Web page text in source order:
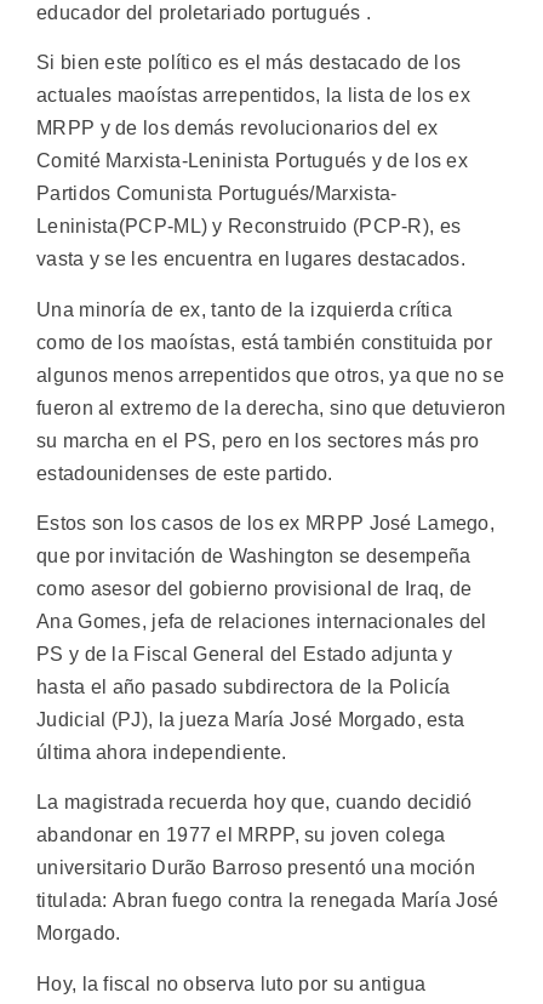
educador del proletariado portugués .
Si bien este político es el más destacado de los
actuales maoístas arrepentidos, la lista de los ex
MRPP y de los demás revolucionarios del ex
Comité Marxista-Leninista Portugués y de los ex
Partidos Comunista Portugués/Marxista-
Leninista(PCP-ML) y Reconstruido (PCP-R), es
vasta y se les encuentra en lugares destacados.
Una minoría de ex, tanto de la izquierda crítica
como de los maoístas, está también constituida por
algunos menos arrepentidos que otros, ya que no se
fueron al extremo de la derecha, sino que detuvieron
su marcha en el PS, pero en los sectores más pro
estadounidenses de este partido.
Estos son los casos de los ex MRPP José Lamego,
que por invitación de Washington se desempeña
como asesor del gobierno provisional de Iraq, de
Ana Gomes, jefa de relaciones internacionales del
PS y de la Fiscal General del Estado adjunta y
hasta el año pasado subdirectora de la Policía
Judicial (PJ), la jueza María José Morgado, esta
última ahora independiente.
La magistrada recuerda hoy que, cuando decidió
abandonar en 1977 el MRPP, su joven colega
universitario Durão Barroso presentó una moción
titulada: Abran fuego contra la renegada María José
Morgado.
Hoy, la fiscal no observa luto por su antigua